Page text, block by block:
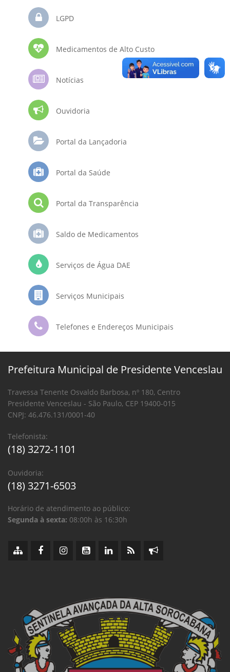
LGPD
Medicamentos de Alto Custo
Notícias
Ouvidoria
Portal da Lançadoria
Portal da Saúde
Portal da Transparência
Saldo de Medicamentos
Serviços de Água DAE
Serviços Municipais
Telefones e Endereços Municipais
Prefeitura Municipal de Presidente Venceslau
Travessa Tenente Osvaldo Barbosa, nº 180, Centro
Presidente Venceslau - São Paulo, CEP 19400-015
CNPJ: 46.476.131/0001-40
Telefonista:
(18) 3272-1101
Ouvidoria:
(18) 3271-6503
Horário de atendimento ao público:
Segunda à sexta: 08:00h às 16:30h